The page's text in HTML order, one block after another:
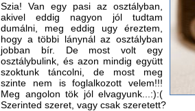
Szia! Van egy pasi az osztályban,
akivel eddig nagyon jól tudtam
dumálni, meg eddig ugy éreztem,
hogy a többi lánynál az osztályban
jobban bír. De most volt egy
osztálybulink, és azon mindig együtt
szoktunk táncolni, de most meg
szinte nem is foglalkozott velem!!!
Meg angolon tök jól elvagyunk...:):(
Szerinted szeret, vagy csak szeretett?